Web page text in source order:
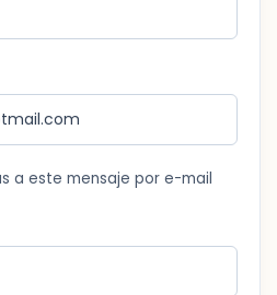
a este mensaje por e-mail